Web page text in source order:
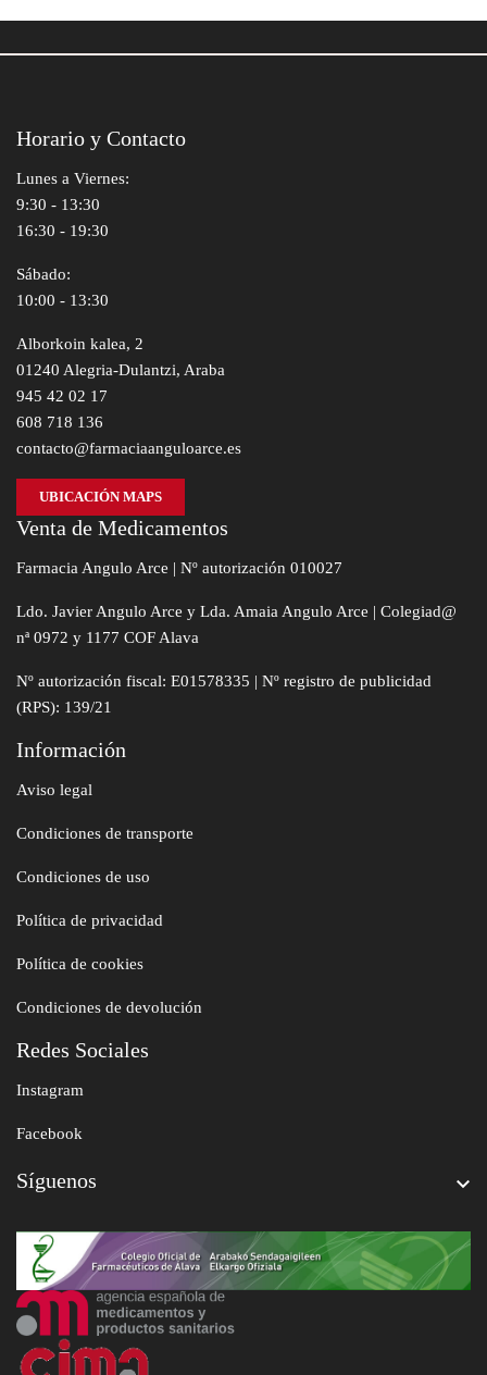
Horario y Contacto
Lunes a Viernes:
9:30 - 13:30
16:30 - 19:30
Sábado:
10:00 - 13:30
Alborkoin kalea, 2
01240 Alegria-Dulantzi, Araba
945 42 02 17
608 718 136
contacto@farmaciaanguloarce.es
UBICACIÓN MAPS
Venta de Medicamentos
Farmacia Angulo Arce | Nº autorización 010027
Ldo. Javier Angulo Arce y Lda. Amaia Angulo Arce | Colegiad@
nª 0972 y 1177 COF Alava
Nº autorización fiscal: E01578335 | Nº registro de publicidad
(RPS): 139/21
Información
Aviso legal
Condiciones de transporte
Condiciones de uso
Política de privacidad
Política de cookies
Condiciones de devolución
Redes Sociales
Instagram
Facebook
Síguenos 